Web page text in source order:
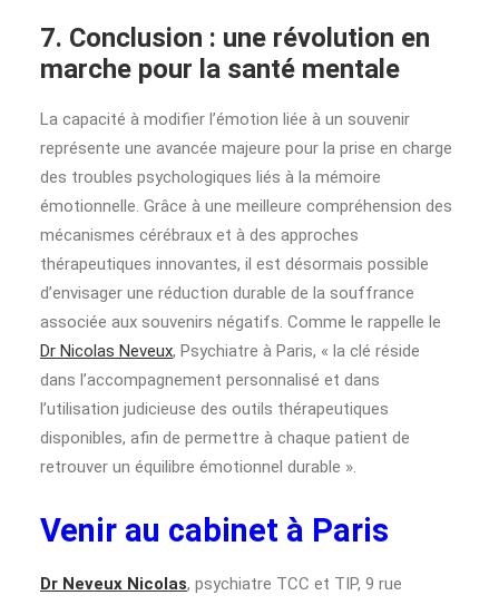
7. Conclusion : une révolution en
marche pour la santé mentale
La capacité à modifier l’émotion liée à un souvenir
représente une avancée majeure pour la prise en charge
des troubles psychologiques liés à la mémoire
émotionnelle. Grâce à une meilleure compréhension des
mécanismes cérébraux et à des approches
thérapeutiques innovantes, il est désormais possible
d’envisager une réduction durable de la souffrance
associée aux souvenirs négatifs. Comme le rappelle le
Dr Nicolas Neveux, Psychiatre à Paris, « la clé réside
dans l’accompagnement personnalisé et dans
l’utilisation judicieuse des outils thérapeutiques
disponibles, afin de permettre à chaque patient de
retrouver un équilibre émotionnel durable ».
Venir au cabinet à Paris
Dr Neveux Nicolas, psychiatre TCC et TIP, 9 rue